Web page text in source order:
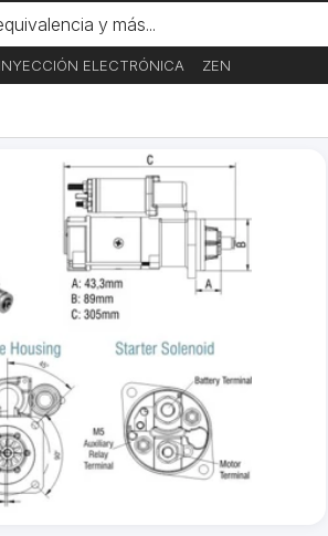
INYECCIÓN ELECTRÓNICA ZEN